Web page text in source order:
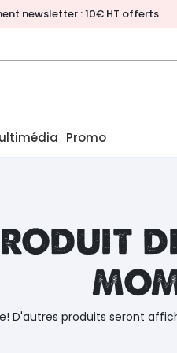
newsletter : 10€ HT offerts
Promo
D'autres produits seront